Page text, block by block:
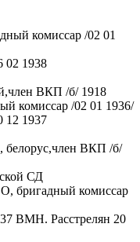
комиссар /02 01
02 1938
ВКП /б/ 1918
комиссар /02 01 1936/
12 1937
белорус,член ВКП /б/
СД
бригадный комиссар
ВМН. Расстрелян 20